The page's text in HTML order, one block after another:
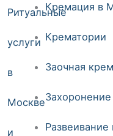
Кремация в
Крематории
Заочная
Развеивание